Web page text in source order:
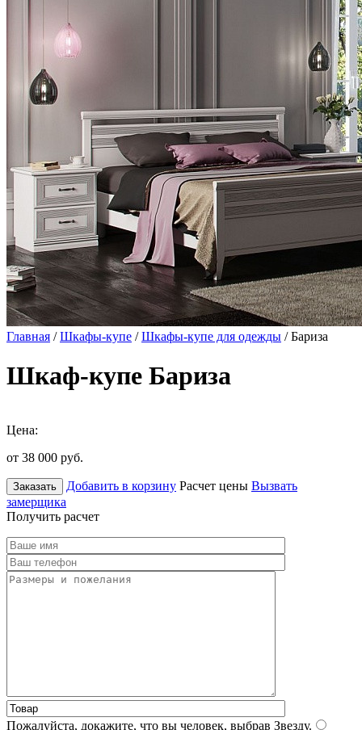
Главная /Шкафы-купе /Шкафы-купе для одежды / Бариза
Шкаф-купе Бариза
Цена:
от 38 000 руб.
Заказать Добавить в корзину Расчет цены Вызвать
замерщика
Получить расчет
Пожалуйста, докажите, что вы человек, выбрав Звезду.